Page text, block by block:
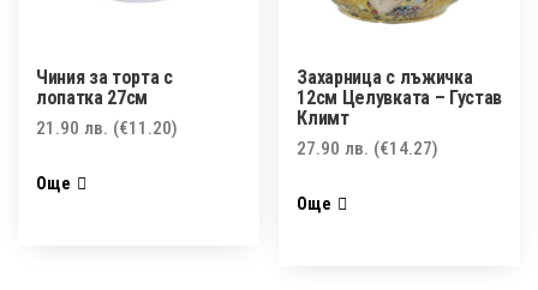
Чиния за торта с
лопатка 27см
21.90 лв. (€11.20)
Още
Захарница с лъжичка
12см Целувката – Густав
Климт
27.90лв. (€14.27)
Още